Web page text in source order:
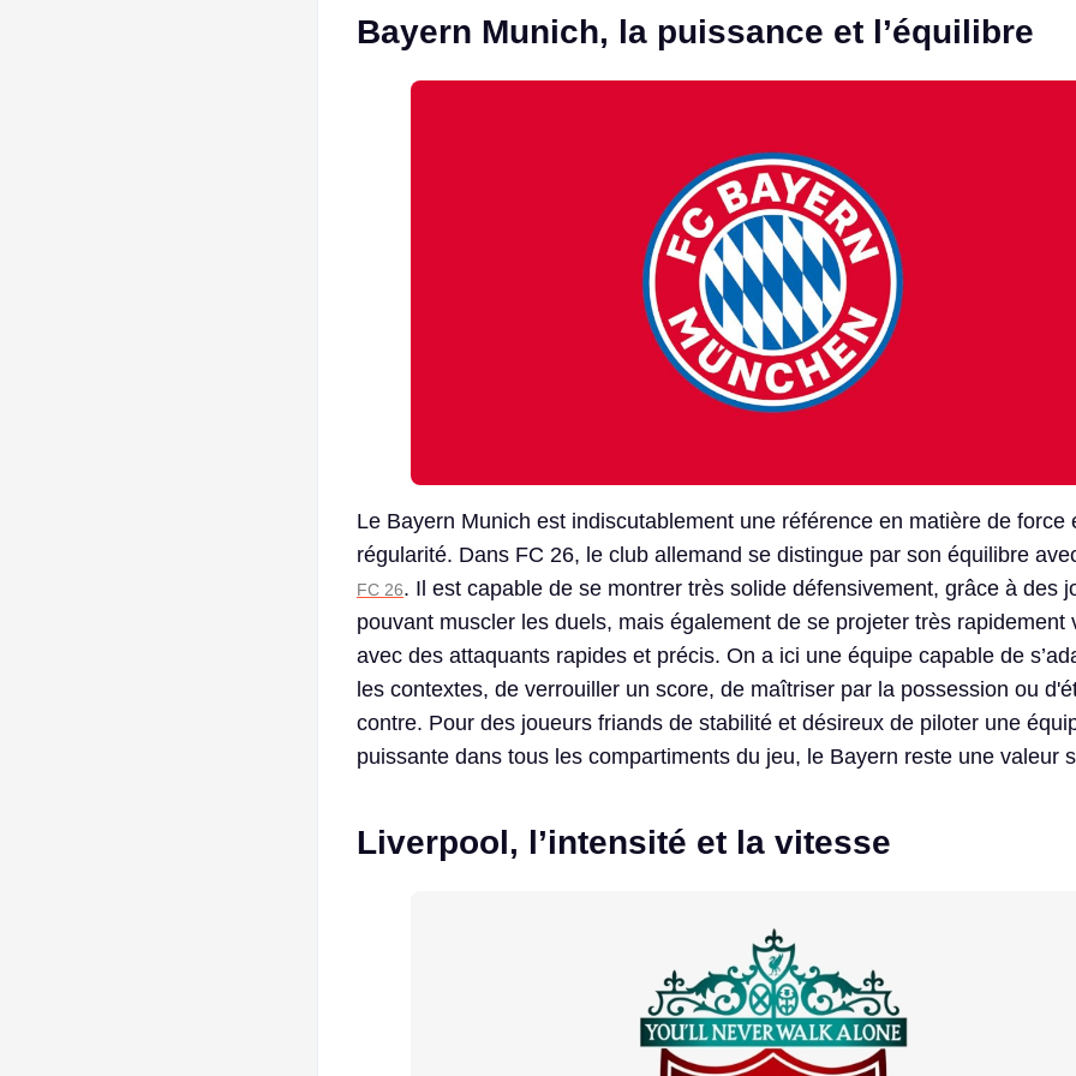
Bayern Munich, la puissance et l’équilibre
Le Bayern Munich est indiscutablement une référence en matière de force
régularité. Dans FC 26, le club allemand se distingue par son équilibre
FC 26. Il est capable de se montrer très solide défensivement, grâce à des
pouvant muscler les duels, mais également de se projeter très rapidement
avec des attaquants rapides et précis. On a ici une équipe capable de
les contextes, de verrouiller un score, de maîtriser par la possession ou
contre. Pour des joueurs friands de stabilité et désireux de piloter une
puissante dans tous les compartiments du jeu, le Bayern reste une valeur
Liverpool, l’intensité et la vitesse